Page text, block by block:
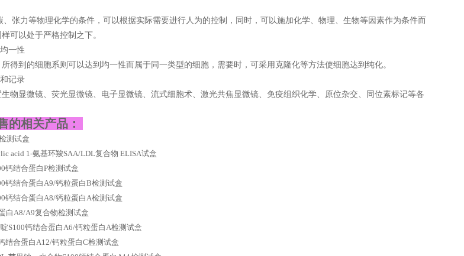
、张力等物理化学的条件，可以根据实际需要进行人为的控制，同时，可以施加化学、物理、生物等因素作为条件而
可以处于严格控制之下。
一性
得到的细胞系则可以达到均一性而属于同一类型的细胞，需要时，可采用克隆化等方法使细胞达到纯化。
记录
物显微镜、荧光显微镜、电子显微镜、流式细胞术、激光共焦显微镜、免疫组织化学、原位杂交、同位素标记等各
的相关产品：
测试盒
acid 1-氨基环羧SAA/LDL复合物 ELISA试盒
钙结合蛋白P检测试盒
钙结合蛋白A9/钙粒蛋白B检测试盒
钙结合蛋白A8/钙粒蛋白A检测试盒
白A8/A9复合物检测试盒
S100钙结合蛋白A6/钙粒蛋白A检测试盒
结合蛋白A12/钙粒蛋白C检测试盒